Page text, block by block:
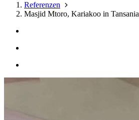
Referenzen
Masjid Mtoro, Kariakoo in Tansania